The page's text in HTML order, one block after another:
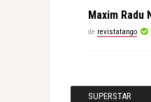
Maxim Radu
de revistatango
SUPERSTAR